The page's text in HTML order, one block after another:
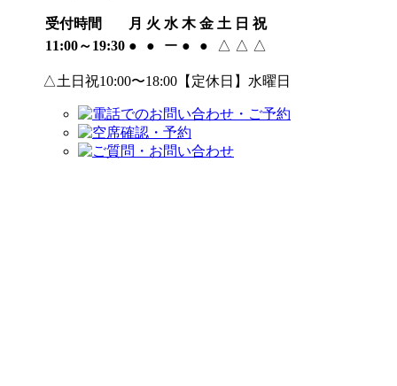
受付時間 月 火 水 木 金 土 日 祝
11:00～19:30 ● ● ー ● ● △ △ △
△土日祝10:00〜18:00【定休日】水曜日